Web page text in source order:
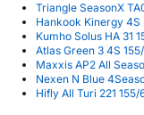
Triangle SeasonX
Hankook Kinergy 4S
Kumho Solus HA 31
Atlas Green 3 4S
Maxxis AP2 All
Nexen N Blue
Hifly All Turi 221